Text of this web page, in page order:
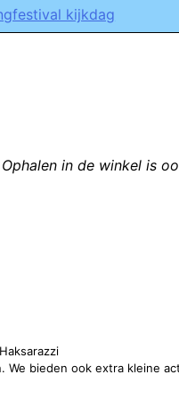
kijkdag
in de winkel is
bieden ook extra kleine